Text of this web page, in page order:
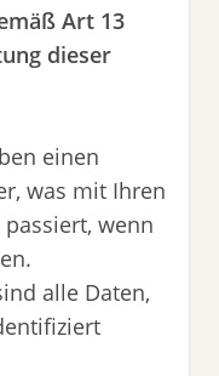
Art 13
dieser
einen
was mit Ihren
wenn
alle Daten,